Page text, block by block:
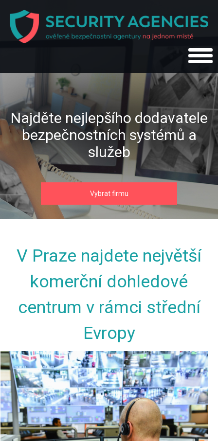
Najděte nejlepšího dodavatele
bezpečnostních systémů a
služeb
Vybrat firmu
V Praze najdete největší
komerční dohledové
centrum v rámci střední
Evropy